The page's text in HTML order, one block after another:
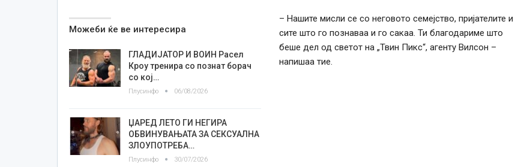
Можеби ќе ве интересира
ГЛАДИЈАТОР И ВОИН Расел
Кроу тренира со познат борач
со кој…
Плусинфо 06/08/2026
ЏАРЕД ЛЕТО ГИ НЕГИРА
ОБВИНУВАЊАТА ЗА СЕКСУАЛНА
ЗЛОУПОТРЕБА…
Плусинфо 30/07/2026
– Нашите мисли се со неговото семејство, пријателите и
сите што го познаваа и го сакаа. Ти благодариме што
беше дел од светот на „Твин Пикс“, агенту Вилсон –
напишаа тие.